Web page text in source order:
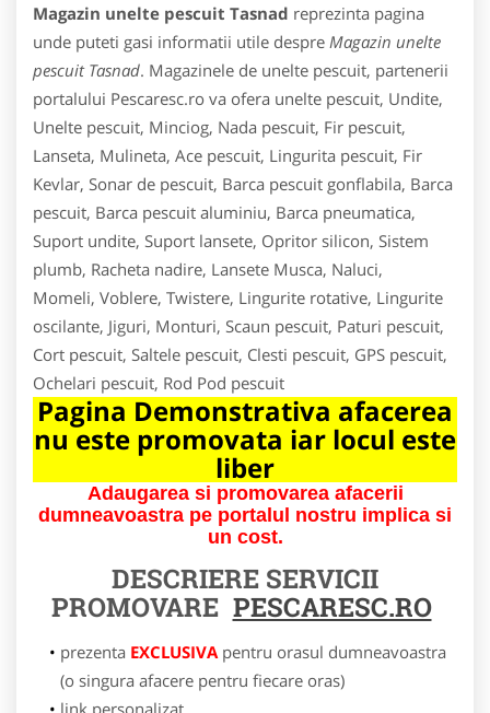
Magazin unelte pescuit Tasnad reprezinta pagina
unde puteti gasi informatii utile despre Magazin unelte
pescuit Tasnad. Magazinele de unelte pescuit, partenerii
portalului Pescaresc.ro va ofera unelte pescuit, Undite,
Unelte pescuit, Minciog, Nada pescuit, Fir pescuit,
Lanseta, Mulineta, Ace pescuit, Lingurita pescuit, Fir
Kevlar, Sonar de pescuit, Barca pescuit gonflabila, Barca
pescuit, Barca pescuit aluminiu, Barca pneumatica,
Suport undite, Suport lansete, Opritor silicon, Sistem
plumb, Racheta nadire, Lansete Musca, Naluci,
Momeli, Voblere, Twistere, Lingurite rotative, Lingurite
oscilante, Jiguri, Monturi, Scaun pescuit, Paturi pescuit,
Cort pescuit, Saltele pescuit, Clesti pescuit, GPS pescuit,
Ochelari pescuit, Rod Pod pescuit
Pagina Demonstrativa afacerea
nu este promovata iar locul este
liber
Adaugarea si promovarea afacerii
dumneavoastra pe portalul nostru implica si
un cost.
DESCRIERE SERVICII
PROMOVARE PESCARESC.RO
prezenta EXCLUSIVApentru orasul dumneavoastra
(o singura afacere pentru fiecare oras)
link personalizat